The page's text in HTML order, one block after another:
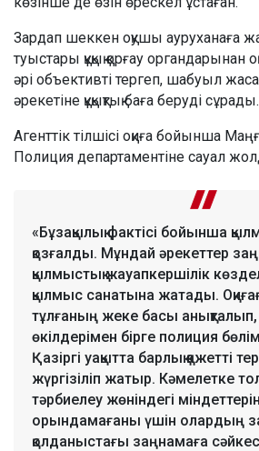
Зардап шеккен оқушы ауруханаға
туыстары құқық қорғау органдарынан
әрі объективті тергеп, шабуыл
әрекетіне құқықтық баға беруді сұрады.
Агенттік тілшісі оқиға бойынша
Полиция департаментіне сауал
«Бұзақылық фактісі бойынша
қозғалды. Мұндай әрекеттер
қылмыстық жауапкершілік
қылмыс санатына жатады.
тұлғаның жеке басы
өкілдерімен бірге полиция
Қазіргі уақытта барлық қажетті
жүргізіліп жатыр. Кәмелетке
тәрбиелеу жөніндегі
орындамағаны үшін олардың
қолданыстағы заңнамаға сәйкес